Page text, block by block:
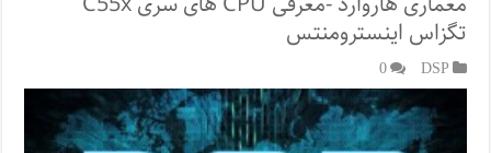
تگزاس اینسترومنتس
DSP
0